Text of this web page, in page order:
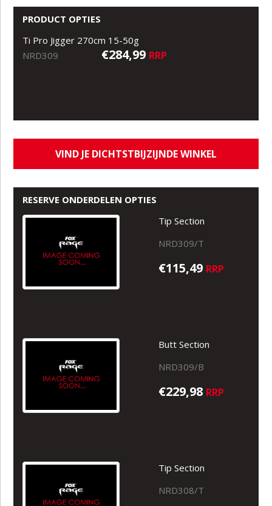
PRODUCT OPTIES
Ti Pro Jigger 270cm 15-50g
NRD309
€284,99 RRP
VIND JE DICHTSTBIJZIJNDE WINKEL
RESERVE ONDERDELEN OPTIES
Tip Section
NRD309/T
€115,49 RRP
Butt Section
NRD309/B
€229,98 RRP
Tip Section
NRD308/T